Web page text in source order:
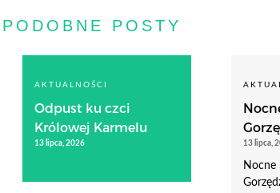
PODOBNE POSTY
AKTUALNOŚCI
Odpust ku czci
Królowej Karmelu
13 lipca, 2026 13 lipca,
Nocne